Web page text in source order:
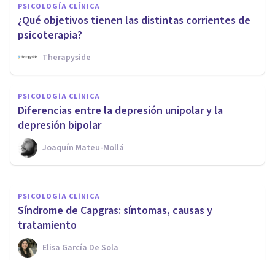
PSICOLOGÍA CLÍNICA
¿Qué objetivos tienen las distintas corrientes de
psicoterapia?
Therapyside
PSICOLOGÍA CLÍNICA
Diferencias entre la depresión unipolar y la
depresión bipolar
Joaquín Mateu-Mollá
Tipos de estrés y sus
desencadenantes
Marc Rodriguez Castro
PSICOLOGÍA CLÍNICA
​Síndrome de Capgras: síntomas, causas y
tratamiento
Elisa García De Sola